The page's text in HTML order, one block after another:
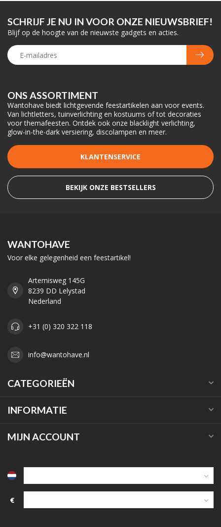
ONS ASSORTIMENT
Wantohave biedt lichtgevende feestartikelen aan voor events.
Van lichtletters, tuinverlichting en kostuums of tot decoraties
voor themafeesten. Ontdek ook onze blacklight verlichting,
glow-in-the-dark versiering, discolampen en meer.
KLANTENSERVICE
BEKIJK ONZE BESTSELLERS
SCHRIJF JE NU IN VOOR ONZE NIEUWSBRIEF!
Blijf op de hoogte van de nieuwste gadgets en acties.
WANTOHAVE
Voor elke gelegenheid een feestartikel!
Artemisweg 145G
8239 DD Lelystad
Nederland
+31 (0) 320 322 118
info@wantohave.nl
CATEGORIEËN
INFORMATIE
MIJN ACCOUNT
€